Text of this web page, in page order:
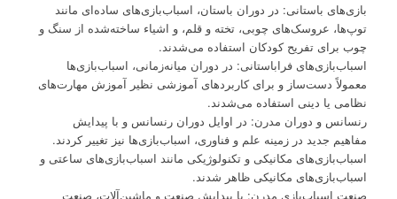
بازی‌های باستانی: در دوران باستان، اسباب‌بازی‌های ساده‌ای مانند
توپ‌ها، عروسک‌های چوبی، تخته و قلم، و اشیاء ساخته‌شده از سنگ و
چوب برای تفریح کودکان استفاده می‌شدند.
اسباب‌بازی‌های فراباستانی: در دوران میانه‌زمانی، اسباب‌بازی‌ها
معمولاً دست‌ساز و برای کاربردهای آموزشی نظیر آموزش مهارت‌های
نظامی یا دینی استفاده می‌شدند.
رنسانس و دوران مدرن: در اوایل دوران رنسانس و با پیدایش
مفاهیم جدید در زمینه علم و فناوری، اسباب‌بازی‌ها نیز تغییر کردند.
اسباب‌بازی‌های مکانیکی و تکنولوژیکی مانند اسباب‌بازی‌های ساعتی و
اسباب‌بازی‌های مکانیکی ظاهر شدند.
صنعت اسباب‌بازی مدرن: با پیدایش صنعت و ماشین‌آلات، صنعت